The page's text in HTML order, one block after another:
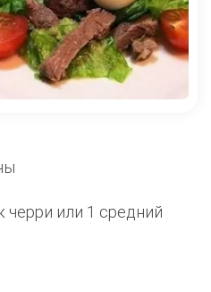
или 1 средний